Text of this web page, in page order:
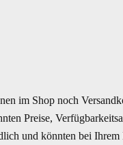
im Shop noch
Preise,
und könnten bei